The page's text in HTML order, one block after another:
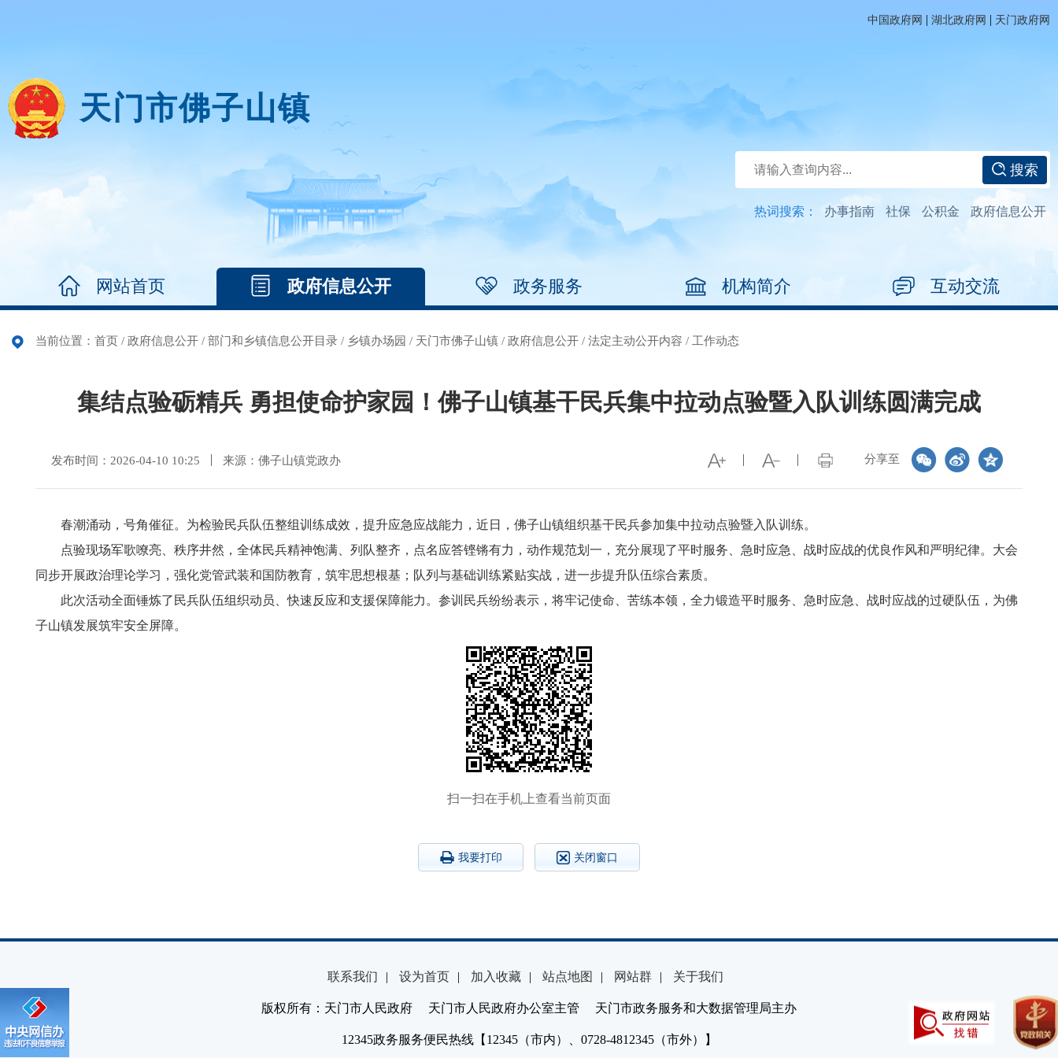
中国政府网 | 湖北政府网 | 天门政府网
天门市佛子山镇
搜索
热词搜索： 办事指南 社保 公积金 政府信息公开
网站首页 政府信息公开 政务服务 机构简介 互动交流
当前位置： 首页 / 政府信息公开 / 部门和乡镇信息公开目录 / 乡镇办场园 / 天门市佛子山镇 / 政府信息公开 / 法定主动公开内容 / 工作动态
集结点验砺精兵 勇担使命护家园！佛子山镇基干民兵集中拉动点验暨入队训练圆满完成
分享至
发布时间：2026-04-10 10:25 来源：佛子山镇党政办
春潮涌动，号角催征。为检验民兵队伍整组训练成效，提升应急应战能力，近日，佛子山镇组织基干民兵参加集中拉动点验暨入队训练。
点验现场军歌嘹亮、秩序井然，全体民兵精神饱满、列队整齐，点名应答铿锵有力，动作规范划一，充分展现了平时服务、急时应急、战时应战的优良作风和严明纪律。大会
同步开展政治理论学习，强化党管武装和国防教育，筑牢思想根基；队列与基础训练紧贴实战，进一步提升队伍综合素质。
此次活动全面锤炼了民兵队伍组织动员、快速反应和支援保障能力。参训民兵纷纷表示，将牢记使命、苦练本领，全力锻造平时服务、急时应急、战时应战的过硬队伍，为佛
子山镇发展筑牢安全屏障。
扫一扫在手机上查看当前页面
我要打印 关闭窗口
联系我们 | 设为首页 | 加入收藏 | 站点地图 | 网站群 | 关于我们
版权所有：天门市人民政府 天门市人民政府办公室主管 天门市政务服务和大数据管理局主办
12345政务服务便民热线【12345（市内）、0728-4812345（市外）】